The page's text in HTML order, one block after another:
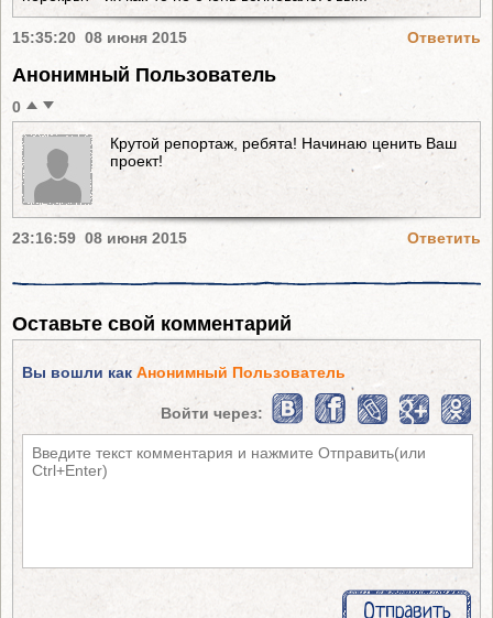
15:35:20 08 июня 2015 Ответить
Анонимный Пользователь
0
Крутой репортаж, ребята! Начинаю ценить Ваш
проект!
23:16:59 08 июня 2015 Ответить
Оставьте свой комментарий
Вы вошли как Анонимный Пользователь
Войти через: